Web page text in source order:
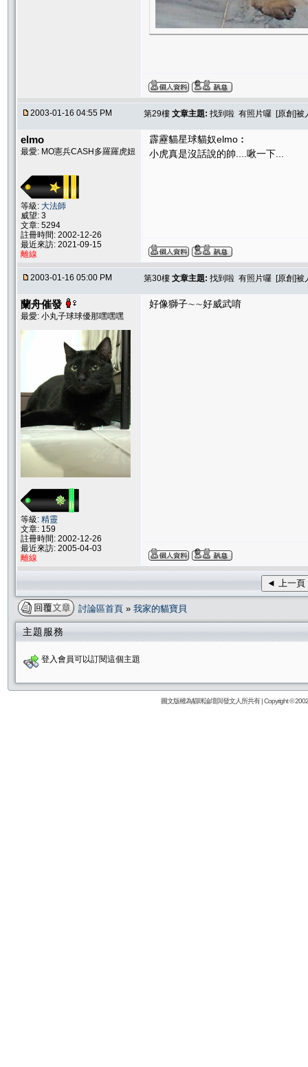
2003-01-16 04:55 PM 第29樓 文章主題: 找到啦 有照片囉 [原創]
elmo
最愛: MO憲兵CASH多羅羅虎妞
等級: 大法師
威望: 3
文章: 5294
註冊時間: 2002-12-26
最近來訪: 2021-09-15
離線
霹靂貓星球貓奴elmo︰
小虎真是沒話說的帥....啾一下...
2003-01-16 05:00 PM 第30樓 文章主題: 找到啦 有照片囉 [原創]
蘭舟催發
最愛: 小丸子球球優那嘿嘿嘿
等級: 精靈
文章: 159
註冊時間: 2002-12-26
最近來訪: 2005-04-03
離線
好像獅子∼∼好威武唷
◄ 上一頁
討論區首頁 » 我家的貓寶貝
主題服務
登入會員可以訂閱這個主題
圖文版權為貓咪論壇與發文人所共有 | Copyright ©